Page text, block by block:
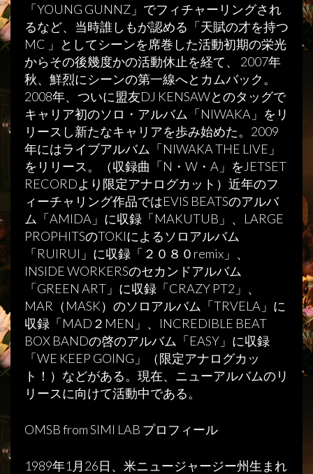
「YOUNG GUNNZ」でフィチャーリングされ
るなど、当時誰しもが認める「天賦の才を持つ
MC 」としてシーンを席巻した活動初期の栄光
からその後幾度かの活動休止を経て、 2007年
秋、鮮烈にシーンの第一線へとカムバック。
2008年、ついに盟友DJ KENSAWとのタッグで
キャリア初のソロ・アルバム「NIWAKA」をリ
リースし新たなキャリアを歩み始めた。2009
年にはライブアルバム「NIWAKA THE LIVE」
をリリース。（収録曲「N・W・A」をJETSET
RECORDより限定アナログカット）近年のフ
ィーチャリング作品ではEVIS BEATSのアルバ
ム「AMIDA」に収録「MAKUTUB」、LARGE
PROPHITSのTOKIによるソロアルバム
「RUIRUI」に収録「２０８０remix」、
INSIDE WORKERSのセカンドアルバム
「GREEN ART」に収録「CRAZY PT2」、
MAR（MASK）のソロアルバム「TRVELA」に
収録「MAD２MEN」、INCREDIBLE BEAT
BOX BANDの啓のアルバム「EASY」に収録
「WE KEEP GOING」（限定アナログカッ
ト！）などがある。現在、ニューアルバムのリ
リースに向けて活動中である。
OMSB from SIMI LAB プロフィール
1989年1月26日、米ニュージャージー州生まれ